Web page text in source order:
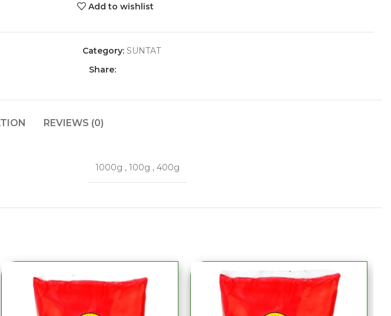
Add to wishlist
Category: SUNTAT
Share:
REVIEWS (0)
1000g , 100g , 400g